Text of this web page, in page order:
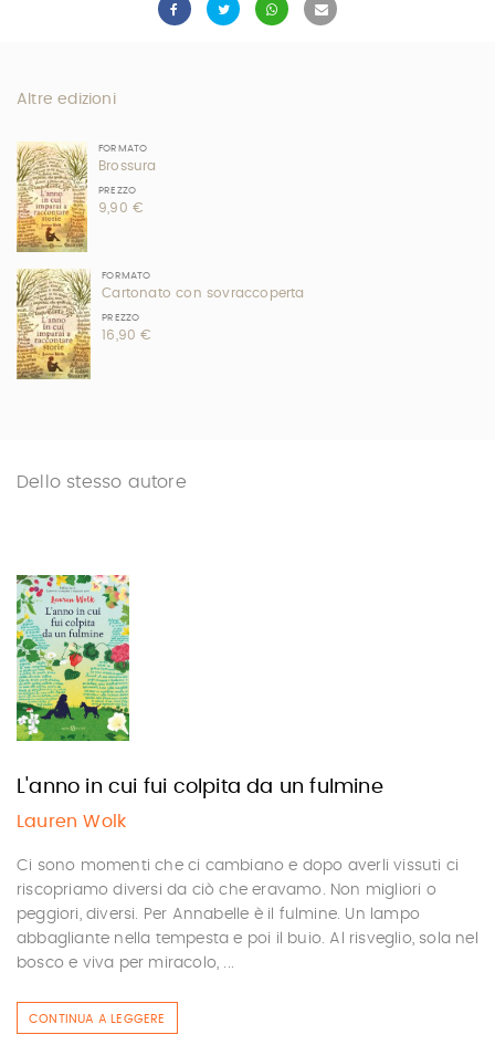
Altre edizioni
FORMATO
Brossura
PREZZO
9,90 €
FORMATO
Cartonato con sovraccoperta
PREZZO
16,90 €
Dello stesso autore
L'anno in cui fui colpita da un fulmine
Lauren Wolk
Ci sono momenti che ci cambiano e dopo averli vissuti ci
riscopriamo diversi da ciò che eravamo. Non migliori o
peggiori, diversi. Per Annabelle è il fulmine. Un lampo
abbagliante nella tempesta e poi il buio. Al risveglio, sola nel
bosco e viva per miracolo, ...
CONTINUA A LEGGERE